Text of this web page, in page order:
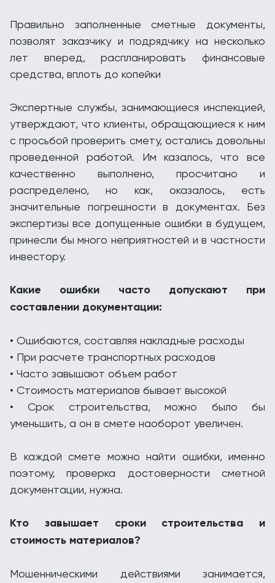
Правильно заполненные сметные документы,
позволят заказчику и подрядчику на несколько
лет вперед, распланировать финансовые
средства, вплоть до копейки
Экспертные службы, занимающиеся инспекцией,
утверждают, что клиенты, обращающиеся к ним
с просьбой проверить смету, остались довольны
проведенной работой. Им казалось, что все
качественно выполнено, просчитано и
распределено, но как, оказалось, есть
значительные погрешности в документах. Без
экспертизы все допущенные ошибки в будущем,
принесли бы много неприятностей и в частности
инвестору.
Какие ошибки часто допускают при
составлении документации:
• Ошибаются, составляя накладные расходы
• При расчете транспортных расходов
• Часто завышают объем работ
• Стоимость материалов бывает высокой
• Срок строительства, можно было бы
уменьшить, а он в смете наоборот увеличен.
В каждой смете можно найти ошибки, именно
поэтому, проверка достоверности сметной
документации, нужна.
Кто завышает сроки строительства и
стоимость материалов?
Мошенническими действиями занимается,